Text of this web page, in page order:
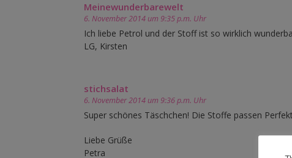
Meinewunderbarewelt
6. November 2014 um 9:35 p.m. Uhr
Ich liebe Petrol und der Stoff ist so wirklich
LG, Kirsten
stichsalat
6. November 2014 um 9:36 p.m. Uhr
Super schönes Täschchen! Die Stoffe passen
Liebe Grüße
Petra